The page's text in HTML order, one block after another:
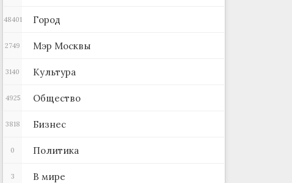
Город
48401
Мэр Москвы
2749
Культура
3140
Общество
4925
Бизнес
3818
Политика
0
В мире
3